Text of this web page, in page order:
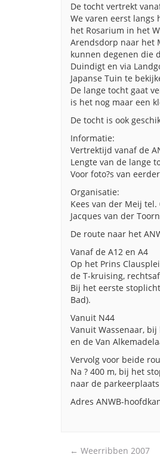
De tocht vertrekt
We varen eerst langs
het Rosarium in het
Arendsdorp naar het
kunnen degenen die
Duindigt en via
Japanse Tuin te
De lange tocht gaat
is het nog maar een
De tocht is ook
Informatie:
Vertrektijd vanaf de
Lengte van de lange
Voor foto?s van
Organisatie:
Kees van der Meij tel.
Jacques van der
De route naar het
Vanaf de A12 en A4
Op het Prins
de T-kruising,
Bij het eerste
Bad).
Vanuit N44
Vanuit Wassenaar,
en de Van
Vervolg voor beide
Na ? 400 m, bij het
naar de
Adres ANWB-
Post
← Weerribben 2007